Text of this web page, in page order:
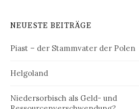
NEUESTE BEITRÄGE
Piast – der Stammvater der Polen
Helgoland
Niedersorbisch als Geld- und